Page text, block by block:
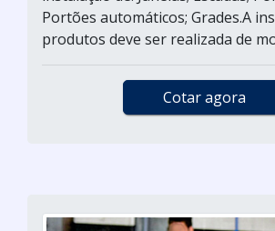
Portões automáticos; Grades.A
produtos deve ser realizada de
Cotar agora